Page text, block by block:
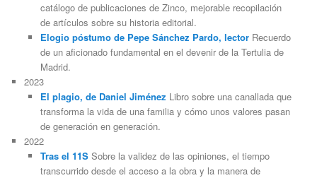
catálogo de publicaciones de Zinco, mejorable recopilación
de artículos sobre su historia editorial.
Elogio póstumo de Pepe Sánchez Pardo, lectorRecuerdo
de un aficionado fundamental en el devenir de la Tertulia de
Madrid.
2023
El plagio, de Daniel Jiménez Libro sobre una canallada que
transforma la vida de una familia y cómo unos valores pasan
de generación en generación.
2022
Tras el 11SSobre la validez de las opiniones, el tiempo
transcurrido desde el acceso a la obra y la manera de